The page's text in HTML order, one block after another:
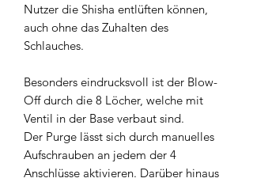
Nutzer die Shisha entlüften können,
auch ohne das Zuhalten des
Schlauches.
Besonders eindrucksvoll ist der Blow-
Off durch die 8 Löcher, welche mit
Ventil in der Base verbaut sind.
Der Purge lässt sich durch manuelles
Aufschrauben an jedem der 4
Anschlüsse aktivieren. Darüber hinaus